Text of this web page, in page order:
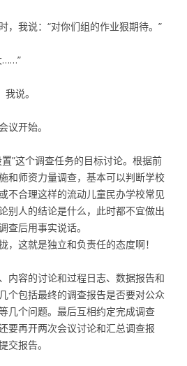
，我说：“对你们组的作业狠期待。”
……”
说。
议开始。
”这个调查任务的目标讨论。根据前
和师资力量调查，基本可以判断学校
不合理这样的流动儿童民办学校常见
别人的结论是什么，此时都不宜做出
查后用事实说话。
，这就是独立和负责任的态度啊！
内容的讨论和过程日志、数据报告和
个包括最终的调查报告是否要对公众
几个问题。最后互相约定完成调查
要再开两次会议讨论和汇总调查报
交报告。